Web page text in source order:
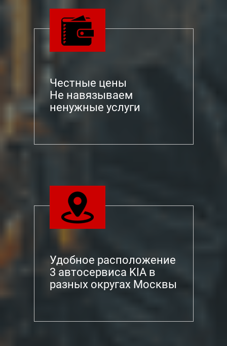
Честные цены
Не навязываем
ненужные услуги
Удобное расположение
3 автосервиса KIA в
разных округах Москвы